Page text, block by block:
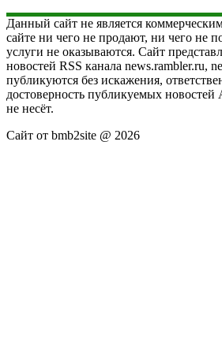
Данный сайт не является
сайте ни чего не продают, ни чего не
услуги не оказываются. Сайт
новостей RSS канала news.rambler.ru,
публикуются без искажения,
достоверность публикуемых новостей
не несёт.
Сайт от bmb2site @ 2026